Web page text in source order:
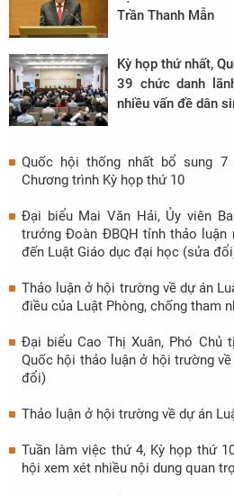
Trần Thanh Mẫn
Kỳ họp thứ nhất,
39 chức danh
nhiều vấn đề dân
Quốc hội thống nhất bổ sung 7
Chương trình Kỳ họp thứ 10
Đại biểu Mai Văn Hải, Ủy viên
trưởng Đoàn ĐBQH tỉnh thảo
đến Luật Giáo dục đại học (sửa
Thảo luận ở hội trường về dự án
điều của Luật Phòng, chống tham
Đại biểu Cao Thị Xuân, Phó Chủ
Quốc hội thảo luận ở hội trường
đổi)
Thảo luận ở hội trường về dự án
Tuần làm việc thứ 4, Kỳ họp thứ
hội xem xét nhiều nội dung quan